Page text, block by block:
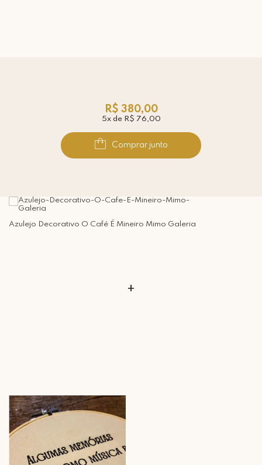
R$ 380,00
5x de R$ 76,00
Comprar junto
Azulejo Decorativo O Café É Mineiro Mimo Galeria
+